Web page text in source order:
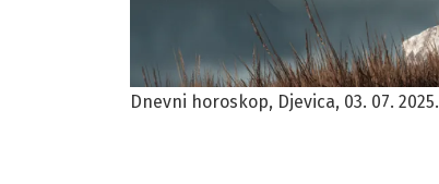
Dnevni horoskop, Djevica, 03. 07. 2025.